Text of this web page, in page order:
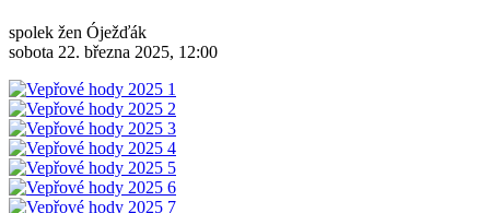
spolek žen Óježďák
sobota 22. března 2025, 12:00